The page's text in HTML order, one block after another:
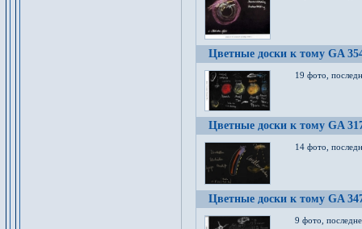
Цветные доски к тому GA
19 фото,
Цветные доски к тому GA
14 фото,
Цветные доски к тому GA
9 фото,